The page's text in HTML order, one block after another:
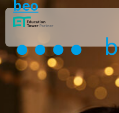
beo